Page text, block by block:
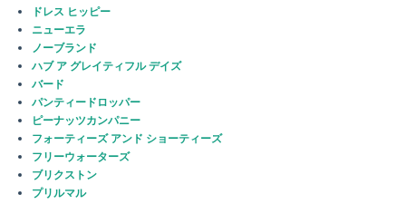
ドレス ヒッピー
ニューエラ
ノーブランド
ハブ ア グレイティフル デイズ
バード
パンティードロッパー
ピーナッツカンパニー
フォーティーズ アンド ショーティーズ
フリーウォーターズ
ブリクストン
プリルマル